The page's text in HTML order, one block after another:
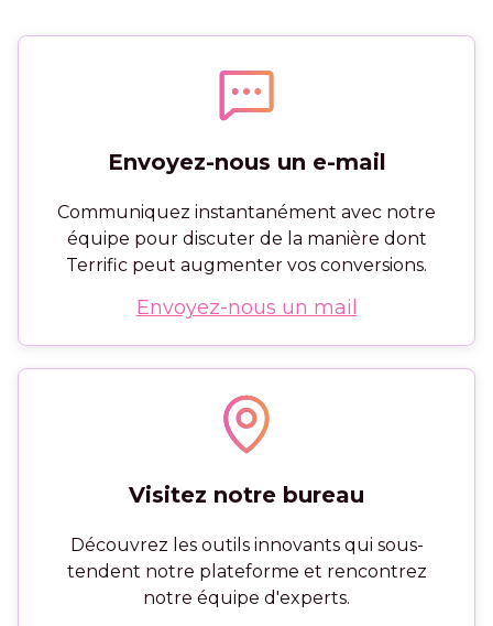
Envoyez-nous un e-mail
Communiquez instantanément avec notre
équipe pour discuter de la manière dont
Terrific peut augmenter vos conversions.
Envoyez-nous un mail
Visitez notre bureau
Découvrez les outils innovants qui sous-
tendent notre plateforme et rencontrez
notre équipe d'experts.